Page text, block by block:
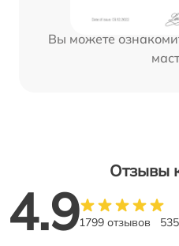
Вы можете
Отзывы
4.91799 отзывов